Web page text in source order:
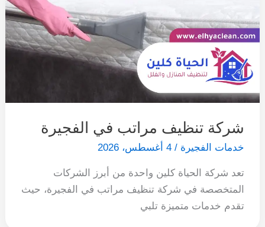
شركة تنظيف مراتب في الفجيرة
خدمات الفجيرة/4 أغسطس، 2026
تعد شركة الحياة كلين واحدة من أبرز الشركات
المتخصصة في شركة تنظيف مراتب في الفجيرة، حيث
تقدم خدمات متميزة تلبي